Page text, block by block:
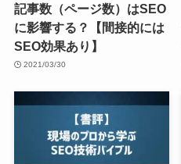
記事数（ページ数）はSEO
に影響する？【間接的には
SEO効果あり】
2021/03/30